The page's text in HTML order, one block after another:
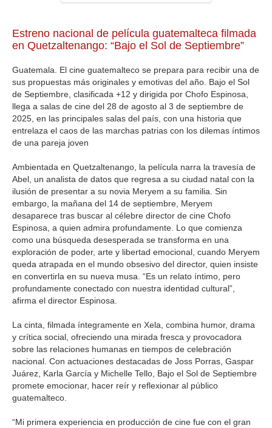
Estreno nacional de película guatemalteca filmada
en Quetzaltenango: “Bajo el Sol de Septiembre”
Guatemala. El cine guatemalteco se prepara para recibir una de
sus propuestas más originales y emotivas del año. Bajo el Sol
de Septiembre, clasificada +12 y dirigida por Chofo Espinosa,
llega a salas de cine del 28 de agosto al 3 de septiembre de
2025, en las principales salas del país, con una historia que
entrelaza el caos de las marchas patrias con los dilemas íntimos
de una pareja joven
Ambientada en Quetzaltenango, la película narra la travesía de
Abel, un analista de datos que regresa a su ciudad natal con la
ilusión de presentar a su novia Meryem a su familia. Sin
embargo, la mañana del 14 de septiembre, Meryem
desaparece tras buscar al célebre director de cine Chofo
Espinosa, a quien admira profundamente. Lo que comienza
como una búsqueda desesperada se transforma en una
exploración de poder, arte y libertad emocional, cuando Meryem
queda atrapada en el mundo obsesivo del director, quien insiste
en convertirla en su nueva musa. “Es un relato íntimo, pero
profundamente conectado con nuestra identidad cultural”,
afirma el director Espinosa.
La cinta, filmada íntegramente en Xela, combina humor, drama
y crítica social, ofreciendo una mirada fresca y provocadora
sobre las relaciones humanas en tiempos de celebración
nacional. Con actuaciones destacadas de Joss Porras, Gaspar
Juárez, Karla García y Michelle Tello, Bajo el Sol de Septiembre
promete emocionar, hacer reír y reflexionar al público
guatemalteco.
“Mi primera experiencia en producción de cine fue con el gran